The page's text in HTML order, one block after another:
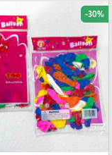
-30%